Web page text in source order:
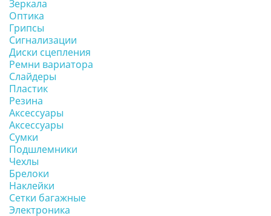
Зеркала
Оптика
Грипсы
Сигнализации
Диски сцепления
Ремни вариатора
Слайдеры
Пластик
Резина
Аксессуары
Аксессуары
Сумки
Подшлемники
Чехлы
Брелоки
Наклейки
Сетки багажные
Электроника